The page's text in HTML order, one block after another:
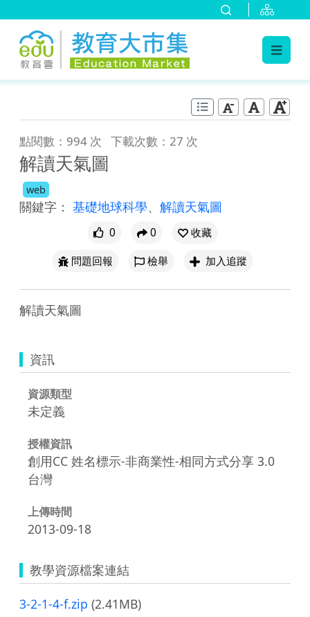
點閱數：994 次 下載次數：27 次
解讀天氣圖
web
關鍵字： 基礎地球科學、 解讀天氣圖
0 0
收藏
問題回報
檢舉 加入追蹤
解讀天氣圖
資訊
資源類型
未定義
授權資訊
創用CC 姓名標示-非商業性-相同方式分享 3.0
台灣
上傳時間
2013-09-18
教學資源檔案連結
3-2-1-4-f.zip (2.41MB)